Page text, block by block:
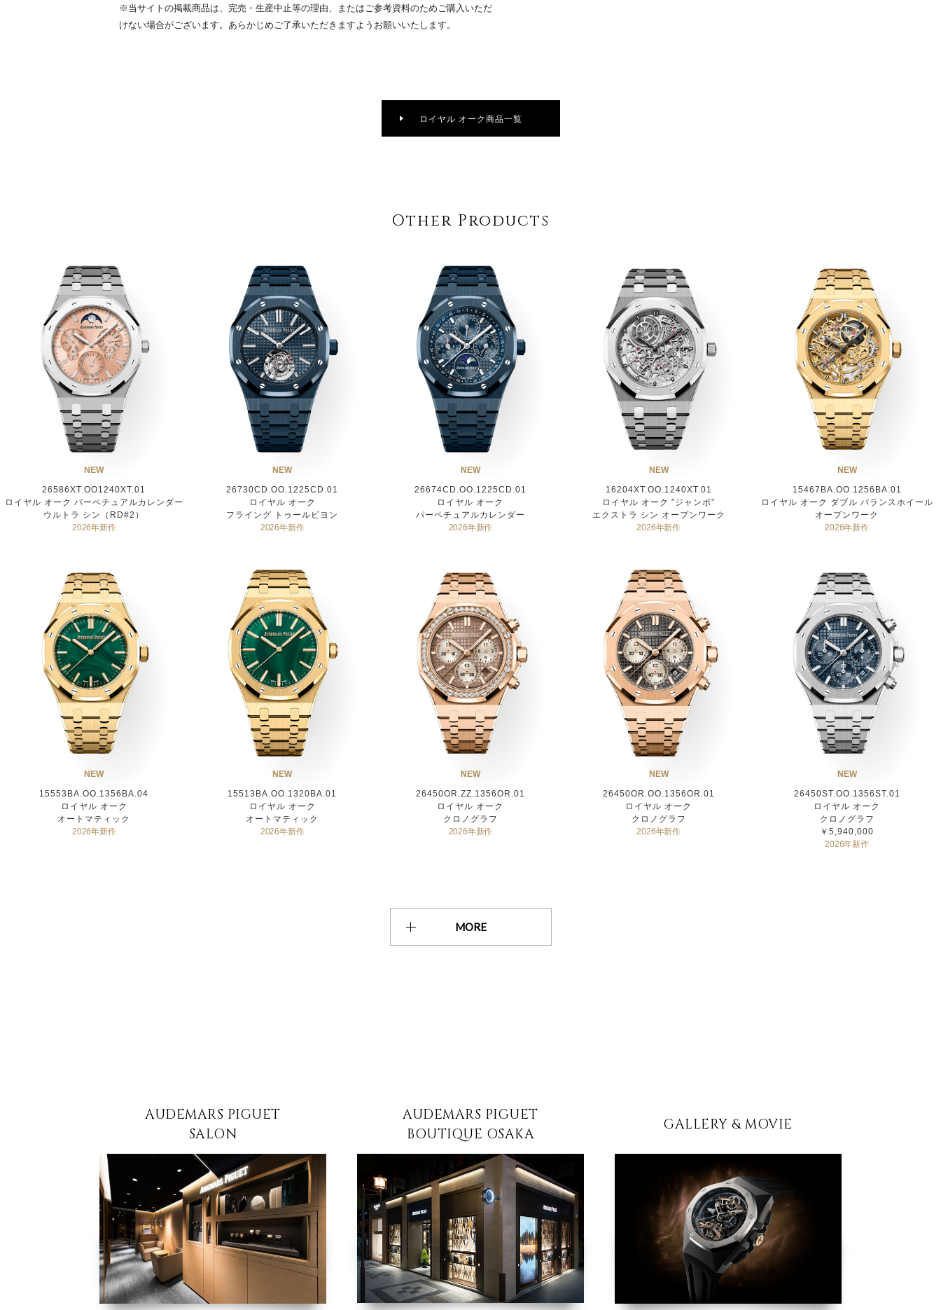
※当サイトの掲載商品は、完売・生産中止等の理由、またはご参考資料のためご購入いただ
けない場合がございます。あらかじめご了承いただきますようお願いいたします。
ロイヤル オーク商品一覧
Other Products
NEW
26586XT.OO1240XT.01
ロイヤル オーク パーペチュアルカレンダー
ウルトラ シン（RD#2）
2026年新作
NEW
26730CD.OO.1225CD.01
ロイヤル オーク
フライング トゥールビヨン
2026年新作
NEW
26674CD.OO.1225CD.01
ロイヤル オーク
パーペチュアルカレンダー
2026年新作
NEW
16204XT.OO.1240XT.01
ロイヤル オーク ”ジャンボ”
エクストラ シン オープンワーク
2026年新作
NEW
15467BA.OO.1256BA.01
ロイヤル オーク ダブル バランスホイール
オープンワーク
2026年新作
NEW
15553BA.OO.1356BA.04
ロイヤル オーク
オートマティック
2026年新作
NEW
15513BA.OO.1320BA.01
ロイヤル オーク
オートマティック
2026年新作
NEW
26450OR.ZZ.1356OR.01
ロイヤル オーク
クロノグラフ
2026年新作
NEW
26450OR.OO.1356OR.01
ロイヤル オーク
クロノグラフ
2026年新作
NEW
26450ST.OO.1356ST.01
ロイヤル オーク
クロノグラフ
￥5,940,000
2026年新作
MORE
AUDEMARS PIGUET
SALON
AUDEMARS PIGUET
BOUTIQUE OSAKA
GALLERY & MOVIE